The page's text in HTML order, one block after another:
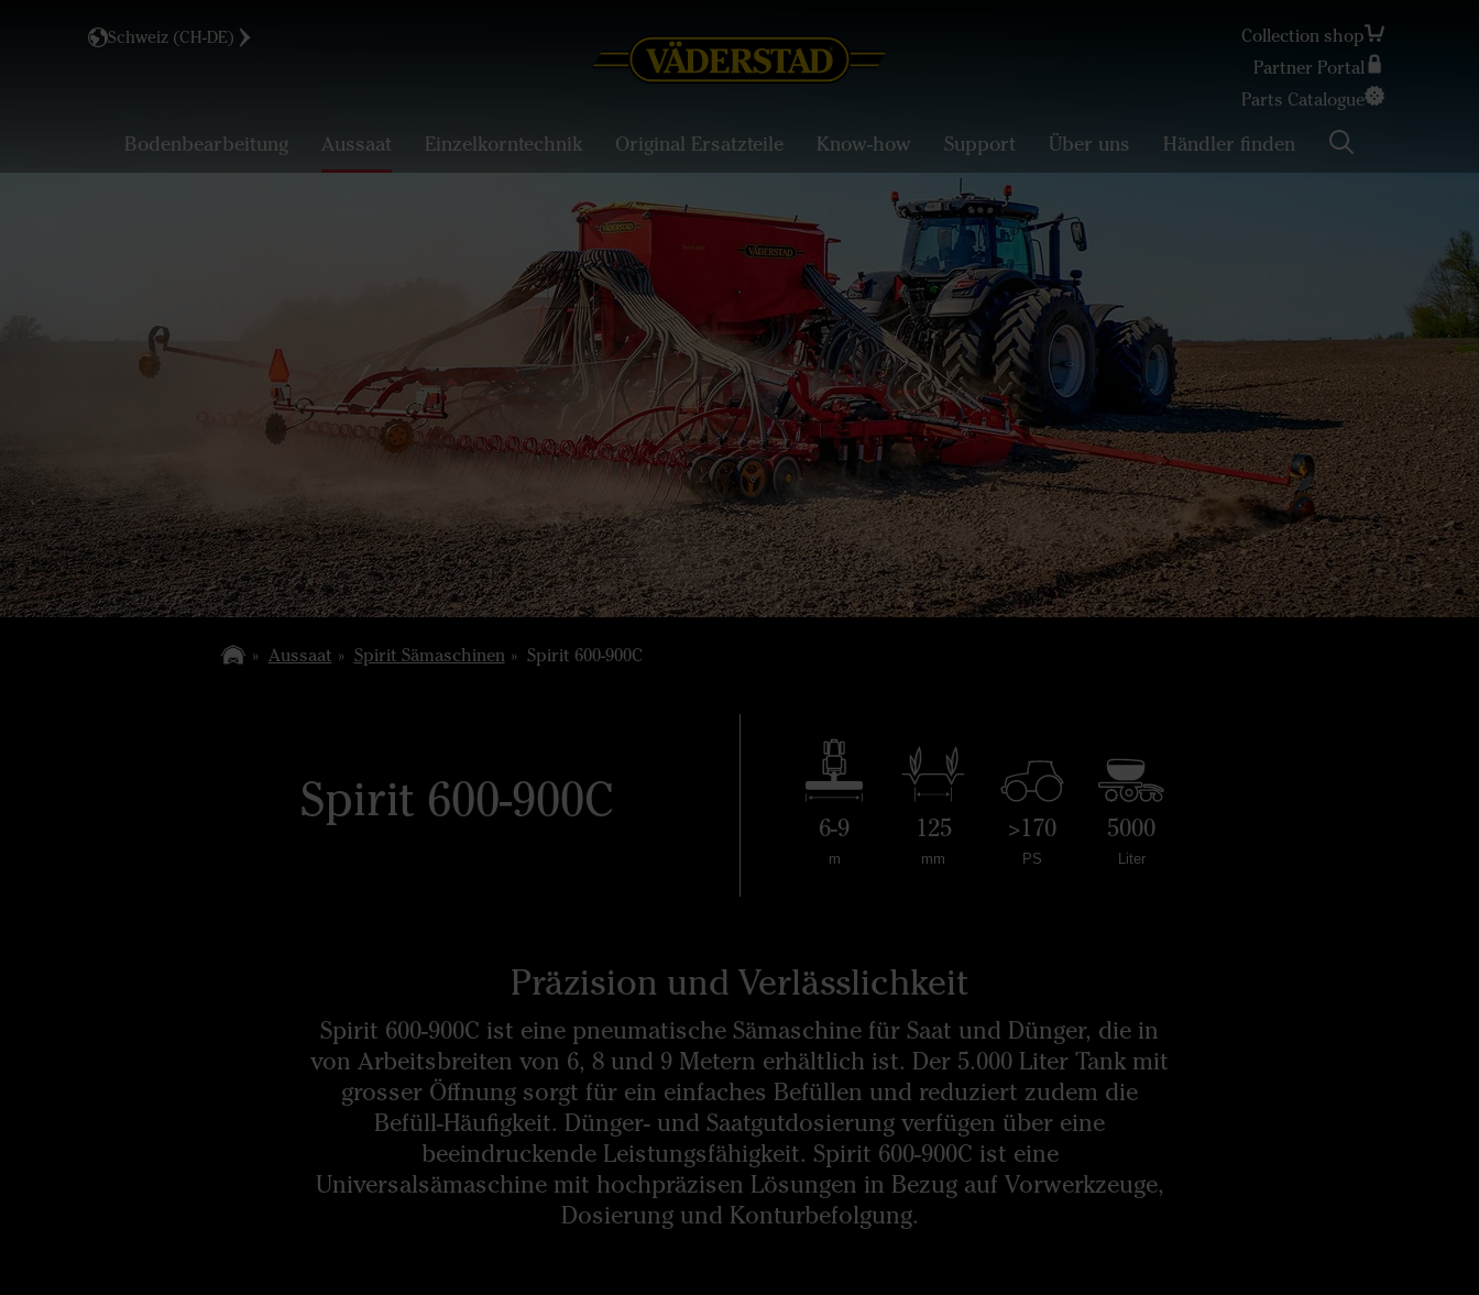
Schweiz (CH-DE)
Collection shop
Partner Portal
Parts Catalogue
Bodenbearbeitung Aussaat Einzelkorntechnik Original Ersatzteile Know-how Support Über uns Händler finden
Aussaat Spirit Sämaschinen Spirit 600-900C
Spirit 600-900C
6-9
m
125
mm
>170
PS
5000
Liter
Präzision und Verlässlichkeit
Spirit 600-900C ist eine pneumatische Sämaschine für Saat und Dünger, die in
von Arbeitsbreiten von 6, 8 und 9 Metern erhältlich ist. Der 5.000 Liter Tank mit
grosser Öffnung sorgt für ein einfaches Befüllen und reduziert zudem die
Befüll-Häufigkeit. Dünger- und Saatgutdosierung verfügen über eine
beeindruckende Leistungsfähigkeit. Spirit 600-900C ist eine
Universalsämaschine mit hochpräzisen Lösungen in Bezug auf Vorwerkzeuge,
Dosierung und Konturbefolgung.